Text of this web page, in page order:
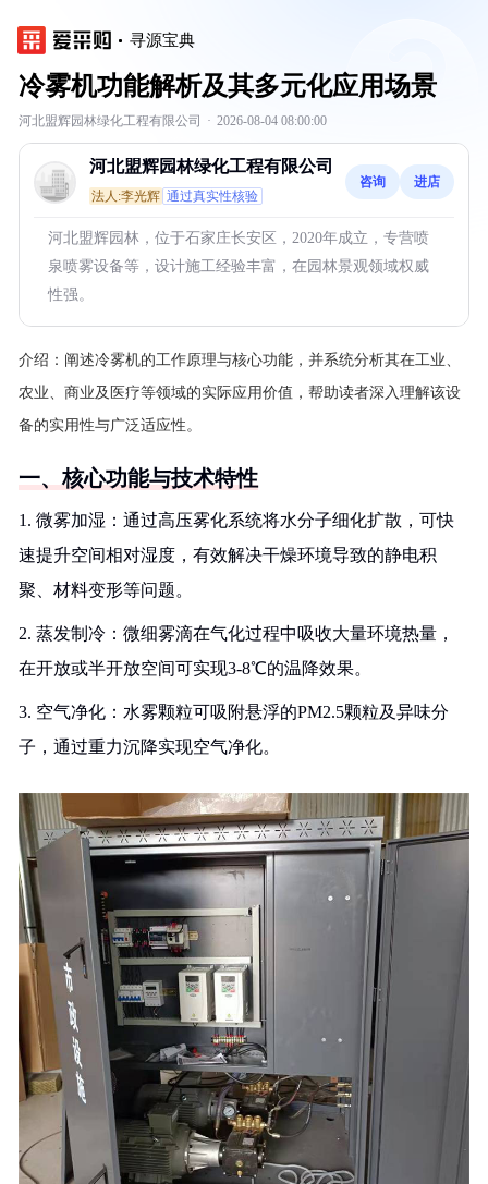
寻源宝典
冷雾机功能解析及其多元化应用场景
河北盟辉园林绿化工程有限公司 · 2026-08-04 08:00:00
河北盟辉园林绿化工程有限公司
法人:李光辉 通过真实性核验
咨询 进店
河北盟辉园林，位于石家庄长安区，2020年成立，专营喷
泉喷雾设备等，设计施工经验丰富，在园林景观领域权威
性强。
介绍： 阐述冷雾机的工作原理与核心功能，并系统分析其在工业、
农业、商业及医疗等领域的实际应用价值，帮助读者深入理解该设
备的实用性与广泛适应性。
一、核心功能与技术特性
1. 微雾加湿：通过高压雾化系统将水分子细化扩散，可快
速提升空间相对湿度，有效解决干燥环境导致的静电积
聚、材料变形等问题。
2. 蒸发制冷：微细雾滴在气化过程中吸收大量环境热量，
在开放或半开放空间可实现3-8℃的温降效果。
3. 空气净化：水雾颗粒可吸附悬浮的PM2.5颗粒及异味分
子，通过重力沉降实现空气净化。